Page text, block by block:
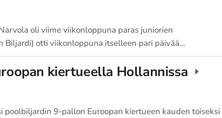
oli viime viikonloppuna paras juniorien
Biljardi) otti viikonloppuna itselleen pari päivää…
kiertueella Hollannissa
9-pallon Euroopan kiertueen kauden toiseksi